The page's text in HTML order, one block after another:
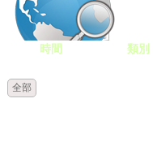
時間 類別
全部